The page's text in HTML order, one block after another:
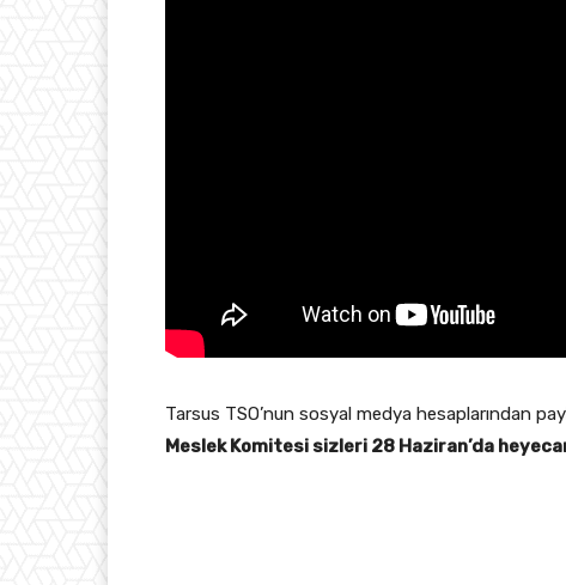
Tarsus TSO’nun sosyal medya hesaplarından
Meslek Komitesi sizleri 28 Haziran’da